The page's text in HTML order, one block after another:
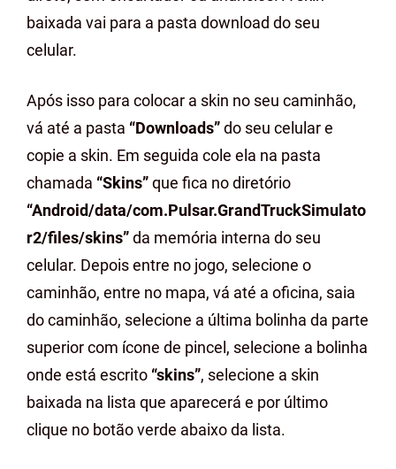
baixada vai para a pasta download do seu
celular.
Após isso para colocar a skin no seu caminhão,
vá até a pasta “Downloads”do seu celular e
copie a skin. Em seguida cole ela na pasta
chamada “Skins”que fica no diretório
“Android/data/com.Pulsar.GrandTruckSimulato
r2/files/skins”da memória interna do seu
celular. Depois entre no jogo, selecione o
caminhão, entre no mapa, vá até a oficina, saia
do caminhão, selecione a última bolinha da parte
superior com ícone de pincel, selecione a bolinha
onde está escrito “skins”, selecione a skin
baixada na lista que aparecerá e por último
clique no botão verde abaixo da lista.